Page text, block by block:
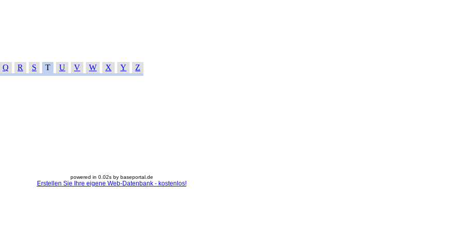
Q R S T U V W X Y Z
powered in 0.02s by baseportal.de
Erstellen Sie Ihre eigene Web-Datenbank - kostenlos!